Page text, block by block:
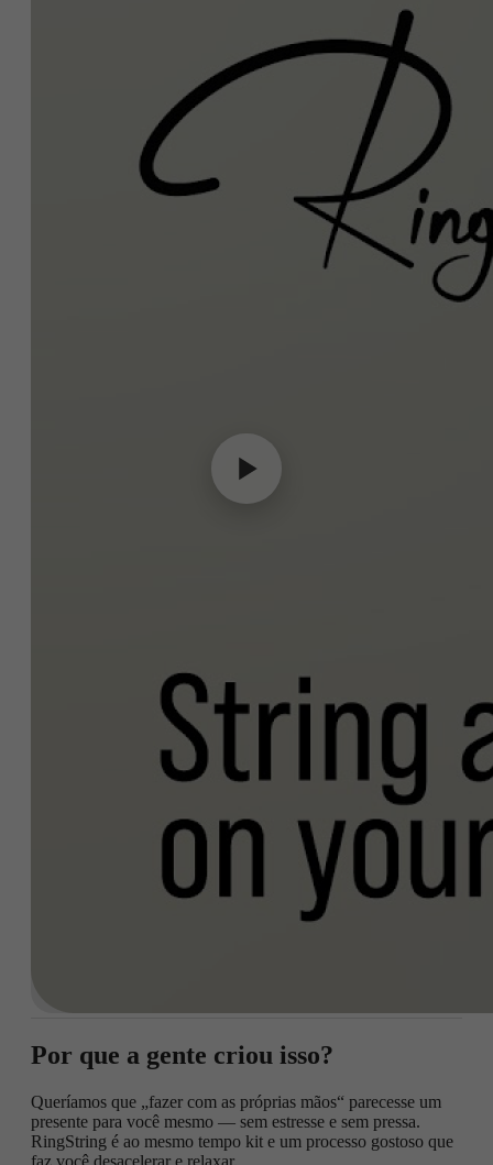
Por que a gente criou isso?
Queríamos que „fazer com as próprias mãos“ parecesse um
presente para você mesmo — sem estresse e sem pressa.
RingString é ao mesmo tempo kit e um processo gostoso que
faz você desacelerar e relaxar.